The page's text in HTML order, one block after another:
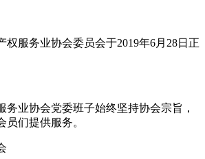
权服务业协会委员会于2019年6月28日正
务业协会党委班子始终坚持协会宗旨，
员们提供服务。